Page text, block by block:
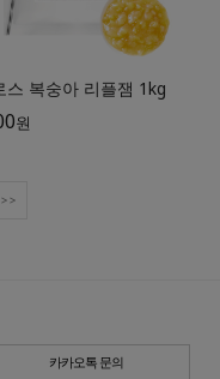
스 복숭아 리플잼 1kg
원
>>
카카오톡 문의